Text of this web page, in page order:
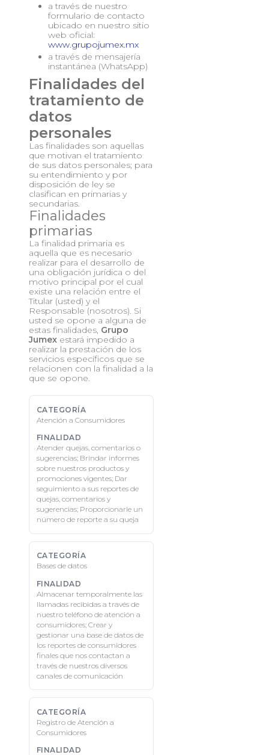
a través de nuestro
formulario de contacto
ubicado en nuestro sitio
web oficial:
www.grupojumex.mx
a través de mensajería
instantánea (WhatsApp)
Finalidades del
tratamiento de
datos
personales
Las finalidades son aquellas
que motivan el tratamiento
de sus datos personales; para
su entendimiento y por
disposición de ley se
clasifican en primarias y
secundarias.
Finalidades
primarias
La finalidad primaria es
aquella que es necesario
realizar para el desarrollo de
una obligación jurídica o del
motivo principal por el cual
existe una relación entre el
Titular (usted) y el
Responsable (nosotros). Si
usted se opone a alguna de
estas finalidades, Grupo
Jumex estará impedido a
realizar la prestación de los
servicios específicos que se
relacionen con la finalidad a la
que se opone.
Atención a Consumidores
Atender quejas, comentarios o
sugerencias; Brindar informes
sobre nuestros productos y
promociones vigentes; Dar
seguimiento a sus reportes de
quejas, comentarios y
sugerencias; Proporcionarle un
número de reporte a su queja
Bases de datos
Almacenar temporalmente las
llamadas recibidas a través de
nuestro teléfono de atención a
consumidores; Crear y
gestionar una base de datos de
los reportes de consumidores
finales que nos contactan a
través de nuestros diversos
canales de comunicación
Registro de Atención a
Consumidores